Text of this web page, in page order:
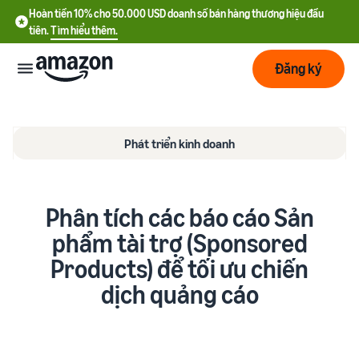
Hoàn tiền 10% cho 50.000 USD doanh số bán hàng thương hiệu đầu
tiên.Tìm hiểu thêm.
Amazon
Ưu đãi nhà bán hàng mới
Hoàn tiền 10% cho 50.000
USD doanh số bán hàng
thương hiệu đầu tiên
hoạch
hiểu
Phát
triển
Đăng ký
Phát triển kinh doanh
Phân tích các báo cáo Sản
phẩm tài trợ (Sponsored
Products) để tối ưu chiến
dịch quảng cáo